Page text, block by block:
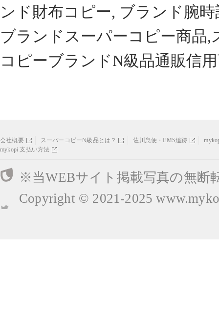
ンド財布コピー, ブランド腕
ブランドスーパーコピー商品
コピーブランドN級品通販信
会社概要 スーパーコピーN級品とは？ 佐川急便・EMS追跡
mykopi 支払い方法
※当WEBサイト掲載写真の無断
Copyright © 2021-2025